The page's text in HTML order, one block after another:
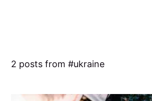
2 posts from ukraine